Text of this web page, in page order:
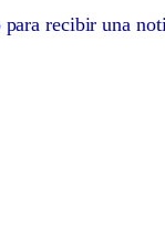
recibir una